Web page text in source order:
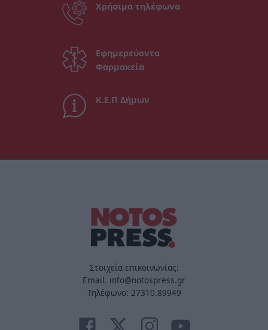
Χρήσιμα τηλέφωνα
Εφημερεύοντα
Φαρμακεία
Κ.Ε.Π Δήμων
Στοιχεία επικοινωνίας:
Email. info@notospress.gr
Τηλέφωνο: 27310.89949